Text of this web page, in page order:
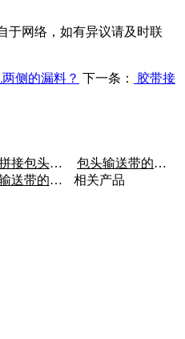
网络，如有异议请及时联
侧的漏料？ 下一条：
胶带接
如何拼接包头输送带裙带？
包头输送带的材质是什么？
包头输送带的电机的类型 相关产品